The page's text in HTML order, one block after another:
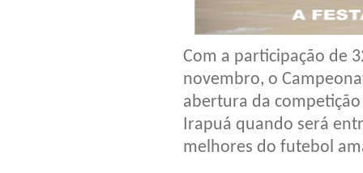
Com a participação de
novembro, o
abertura da
Irapuá quando será
melhores do futebol